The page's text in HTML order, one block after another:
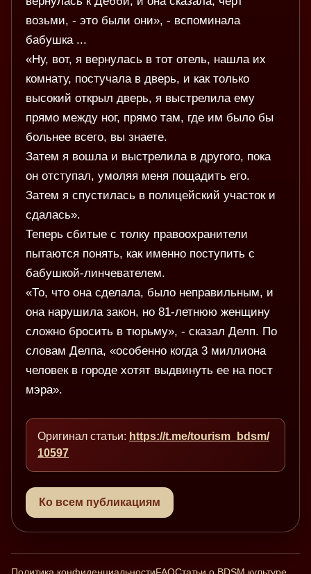
возьми, - это были они», - вспоминала
бабушка ...
«Ну, вот, я вернулась в тот отель, нашла их
комнату, постучала в дверь, и как только
высокий открыл дверь, я выстрелила ему
прямо между ног, прямо там, где им было бы
больнее всего, вы знаете.
Затем я вошла и выстрелила в другого, пока
он отступал, умоляя меня пощадить его.
Затем я спустилась в полицейский участок и
сдалась».
Теперь сбитые с толку правоохранители
пытаются понять, как именно поступить с
бабушкой-линчевателем.
«То, что она сделала, было неправильным, и
она нарушила закон, но 81-летнюю женщину
сложно бросить в тюрьму», - сказал Делп. По
словам Делпа, «особенно когда 3 миллиона
человек в городе хотят выдвинуть ее на пост
мэра».
Оригинал статьи: https://t.me/tourism_bdsm/
10597
Ко всем публикациям